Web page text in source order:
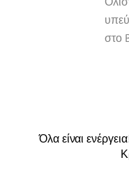
στο
Όλα είναι